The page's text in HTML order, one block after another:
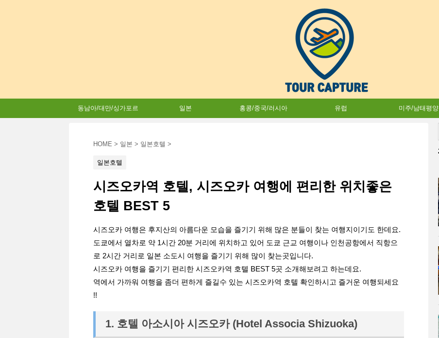
동남아/대만/싱가포르 일본 홍콩/중국/러시아 유럽 미주/남태평양
HOME > 일본 > 일본호텔 >
일본호텔
시즈오카역 호텔, 시즈오카 여행에 편리한 위치좋은
호텔 BEST 5
시즈오카 여행은 후지산의 아름다운 모습을 즐기기 위해 많은 분들이 찾는 여행지이기도 한데요.
도쿄에서 열차로 약 1시간 20분 거리에 위치하고 있어 도쿄 근교 여행이나 인천공항에서 직항으
로 2시간 거리로 일본 소도시 여행을 즐기기 위해 많이 찾는곳입니다.
시즈오카 여행을 즐기기 편리한 시즈오카역 호텔 BEST 5곳 소개해보려고 하는데요.
역에서 가까워 여행을 좀더 편하게 즐길수 있는 시즈오카역 호텔 확인하시고 즐거운 여행되세요
!!
1. 호텔 아소시아 시즈오카 (Hotel Associa Shizuoka)